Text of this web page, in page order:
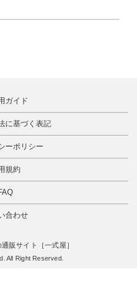
ガイド
に基づく表記
ーポリシー
規約
合わせ
販サイト［一式屋］
All Right Reserved.